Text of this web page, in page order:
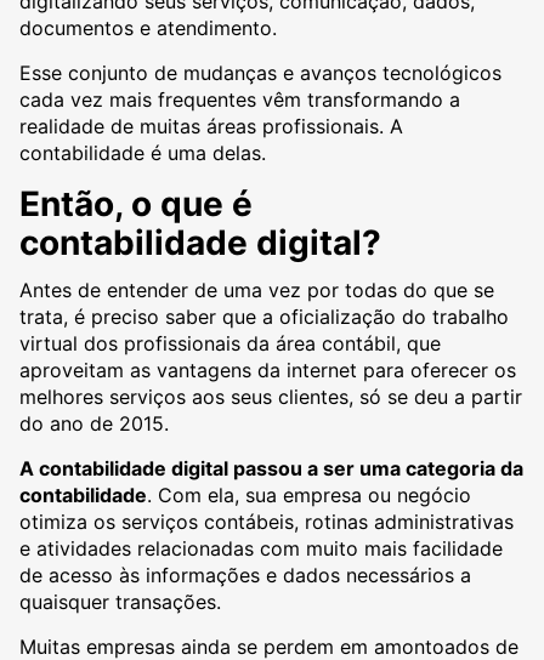
documentos e atendimento.
Esse conjunto de mudanças e avanços tecnológicos
cada vez mais frequentes vêm transformando a
realidade de muitas áreas profissionais. A
contabilidade é uma delas.
Então, o que é
contabilidade digital?
Antes de entender de uma vez por todas do que se
trata, é preciso saber que a oficialização do trabalho
virtual dos profissionais da área contábil, que
aproveitam as vantagens da internet para oferecer os
melhores serviços aos seus clientes, só se deu a partir
do ano de 2015.
A contabilidade digital passou a ser uma categoria da
contabilidade. Com ela, sua empresa ou negócio
otimiza os serviços contábeis, rotinas administrativas
e atividades relacionadas com muito mais facilidade
de acesso às informações e dados necessários a
quaisquer transações.
Muitas empresas ainda se perdem em amontoados de